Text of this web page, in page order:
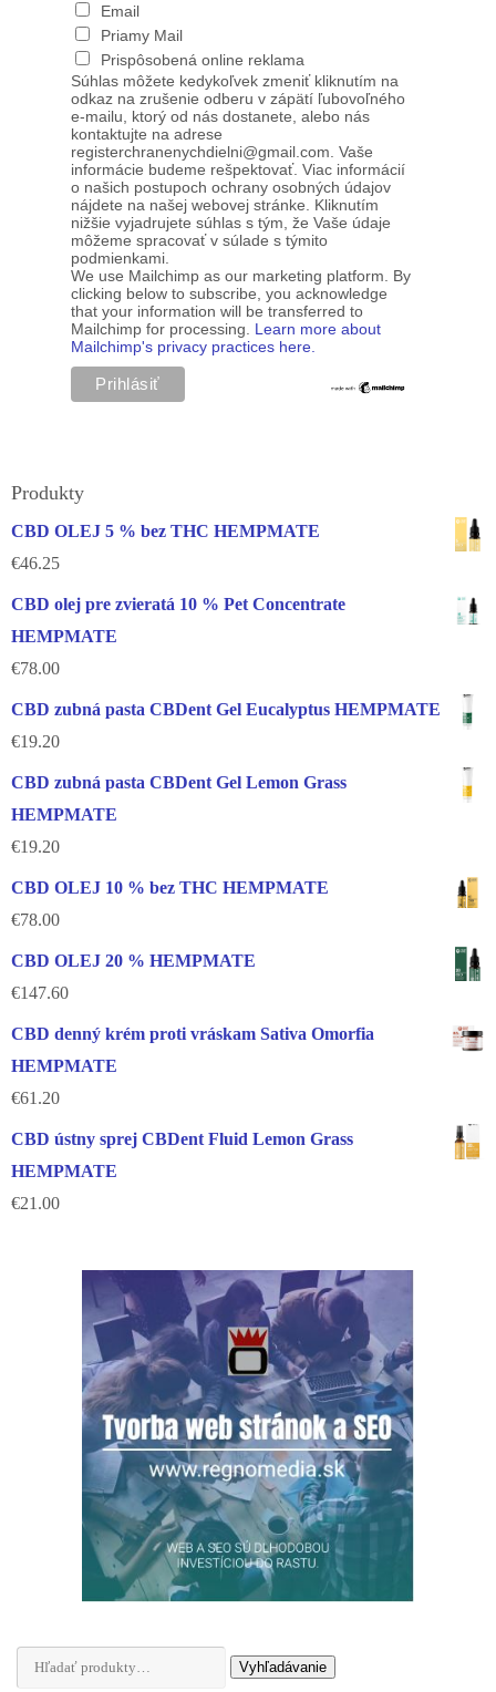
Email
Priamy Mail
Prispôsobená online reklama
Súhlas môžete kedykoľvek zmeniť kliknutím na
odkaz na zrušenie odberu v zápätí ľubovoľného
e-mailu, ktorý od nás dostanete, alebo nás
kontaktujte na adrese
registerchranenychdielni@gmail.com. Vaše
informácie budeme rešpektovať. Viac informácií
o našich postupoch ochrany osobných údajov
nájdete na našej webovej stránke. Kliknutím
nižšie vyjadrujete súhlas s tým, že Vaše údaje
môžeme spracovať v súlade s týmito
podmienkami.
We use Mailchimp as our marketing platform. By
clicking below to subscribe, you acknowledge
that your information will be transferred to
Mailchimp for processing. Learn more about
Mailchimp's privacy practices here.
Produkty
CBD OLEJ 5 % bez THC HEMPMATE
€46.25
CBD olej pre zvieratá 10 % Pet Concentrate
HEMPMATE
€78.00
CBD zubná pasta CBDent Gel Eucalyptus HEMPMATE
€19.20
CBD zubná pasta CBDent Gel Lemon Grass
HEMPMATE
€19.20
CBD OLEJ 10 % bez THC HEMPMATE
€78.00
CBD OLEJ 20 % HEMPMATE
€147.60
CBD denný krém proti vráskam Sativa Omorfia
HEMPMATE
€61.20
CBD ústny sprej CBDent Fluid Lemon Grass
HEMPMATE
€21.00
Hľadať: Vyhľadávanie